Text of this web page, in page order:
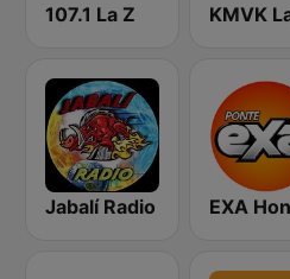
107.1 La Z
Jabalí Radio